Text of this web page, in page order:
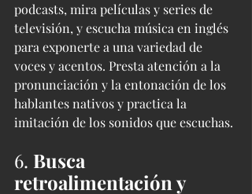
podcasts, mira películas y series de
televisión, y escucha música en inglés
para exponerte a una variedad de
voces y acentos. Presta atención a la
pronunciación y la entonación de los
hablantes nativos y practica la
imitación de los sonidos que escuchas.
6. Busca
retroalimentación y